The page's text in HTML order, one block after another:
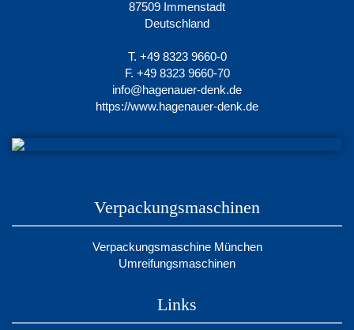
87509 Immenstadt
Deutschland
T. +49 8323 9660-0
F. +49 8323 9660-70
info@hagenauer-denk.de
https://www.hagenauer-denk.de
Verpackungsmaschinen
Verpackungsmaschine München
Umreifungsmaschinen
Links